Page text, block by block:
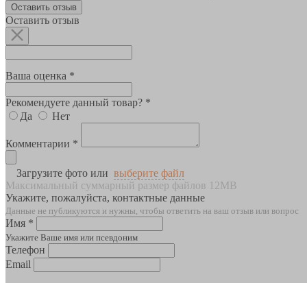
Оставить отзыв
Оставить отзыв
Ваша оценка *
Рекомендуете данный товар? *
Да
Нет
Комментарии *
Загрузите фото или выберите файл
Максимальный суммарный размер файлов 12MB
Укажите, пожалуйста, контактные данные
Данные не публикуются и нужны, чтобы ответить на ваш отзыв или вопрос
Имя *
Укажите Ваше имя или псевдоним
Телефон
Email